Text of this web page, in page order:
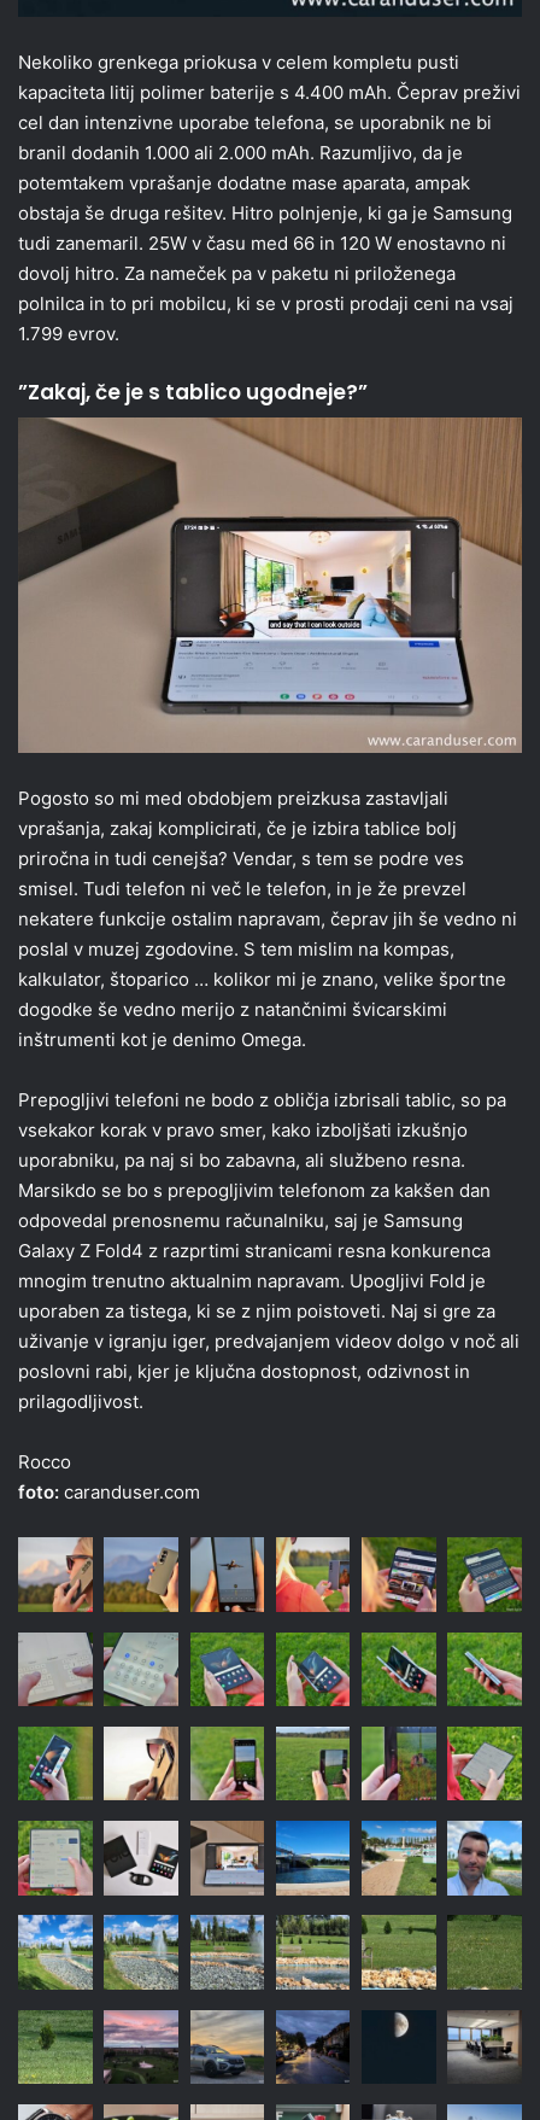
Nekoliko grenkega priokusa v celem kompletu pusti
kapaciteta litij polimer baterije s 4.400 mAh. Čeprav preživi
cel dan intenzivne uporabe telefona, se uporabnik ne bi
branil dodanih 1.000 ali 2.000 mAh. Razumljivo, da je
potemtakem vprašanje dodatne mase aparata, ampak
obstaja še druga rešitev. Hitro polnjenje, ki ga je Samsung
tudi zanemaril. 25W v času med 66 in 120 W enostavno ni
dovolj hitro. Za nameček pa v paketu ni priloženega
polnilca in to pri mobilcu, ki se v prosti prodaji ceni na vsaj
1.799 evrov.
”Zakaj, če je s tablico ugodneje?”
Pogosto so mi med obdobjem preizkusa zastavljali
vprašanja, zakaj komplicirati, če je izbira tablice bolj
priročna in tudi cenejša? Vendar, s tem se podre ves
smisel. Tudi telefon ni več le telefon, in je že prevzel
nekatere funkcije ostalim napravam, čeprav jih še vedno ni
poslal v muzej zgodovine. S tem mislim na kompas,
kalkulator, štoparico … kolikor mi je znano, velike športne
dogodke še vedno merijo z natančnimi švicarskimi
inštrumenti kot je denimo Omega.
Prepogljivi telefoni ne bodo z obličja izbrisali tablic, so pa
vsekakor korak v pravo smer, kako izboljšati izkušnjo
uporabniku, pa naj si bo zabavna, ali službeno resna.
Marsikdo se bo s prepogljivim telefonom za kakšen dan
odpovedal prenosnemu računalniku, saj je Samsung
Galaxy Z Fold4 z razprtimi stranicami resna konkurenca
mnogim trenutno aktualnim napravam. Upogljivi Fold je
uporaben za tistega, ki se z njim poistoveti. Naj si gre za
uživanje v igranju iger, predvajanjem videov dolgo v noč ali
poslovni rabi, kjer je ključna dostopnost, odzivnost in
prilagodljivost.
Rocco
foto: caranduser.com